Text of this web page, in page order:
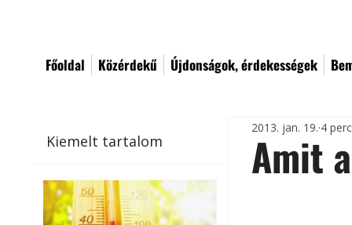
Főoldal Közérdekű Újdonságok, érdekességek
Kiemelt tartalom Amit
2013. jan. 19. 4